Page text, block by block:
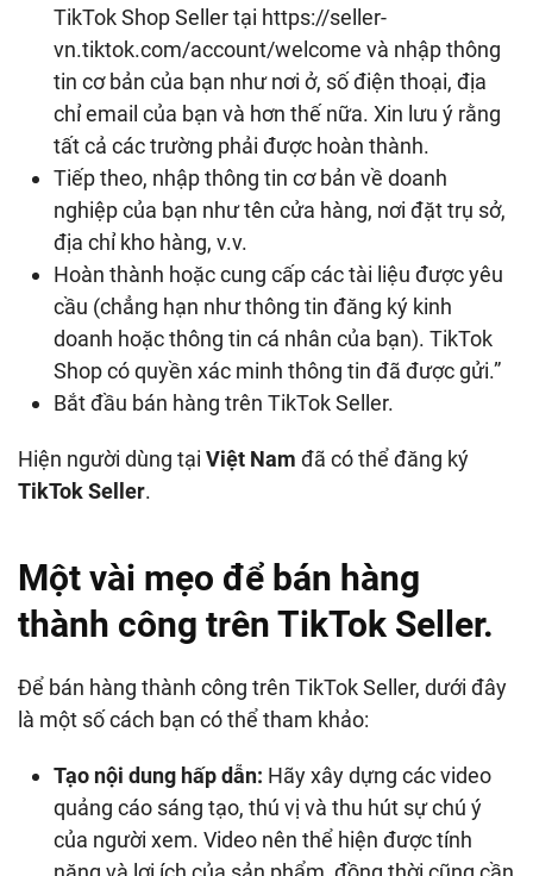
TikTok Shop Seller tại https://seller-
vn.tiktok.com/account/welcome và nhập thông
tin cơ bản của bạn như nơi ở, số điện thoại, địa
chỉ email của bạn và hơn thế nữa. Xin lưu ý rằng
tất cả các trường phải được hoàn thành.
Tiếp theo, nhập thông tin cơ bản về doanh
nghiệp của bạn như tên cửa hàng, nơi đặt trụ sở,
địa chỉ kho hàng, v.v.
Hoàn thành hoặc cung cấp các tài liệu được yêu
cầu (chẳng hạn như thông tin đăng ký kinh
doanh hoặc thông tin cá nhân của bạn). TikTok
Shop có quyền xác minh thông tin đã được gửi.”
Bắt đầu bán hàng trên TikTok Seller.
Hiện người dùng tại Việt Nam đã có thể đăng ký
TikTok Seller.
Một vài mẹo để bán hàng
thành công trên TikTok Seller.
Để bán hàng thành công trên TikTok Seller, dưới đây
là một số cách bạn có thể tham khảo:
Tạo nội dung hấp dẫn: Hãy xây dựng các video
quảng cáo sáng tạo, thú vị và thu hút sự chú ý
của người xem. Video nên thể hiện được tính